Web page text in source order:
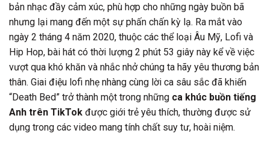
bản nhạc đầy cảm xúc, phù hợp cho những ngày buồn bã
nhưng lại mang đến một sự phấn chấn kỳ lạ. Ra mắt vào
ngày 2 tháng 4 năm 2020, thuộc các thể loại Âu Mỹ, Lofi và
Hip Hop, bài hát có thời lượng 2 phút 53 giây này kể về việc
vượt qua khó khăn và nhắc nhở chúng ta hãy yêu thương bản
thân. Giai điệu lofi nhẹ nhàng cùng lời ca sâu sắc đã khiến
“Death Bed” trở thành một trong những ca khúc buồn tiếng
Anh trên TikTok được giới trẻ yêu thích, thường được sử
dụng trong các video mang tính chất suy tư, hoài niệm.